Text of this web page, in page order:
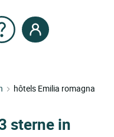
hôtels Emilia romagna
sterne in